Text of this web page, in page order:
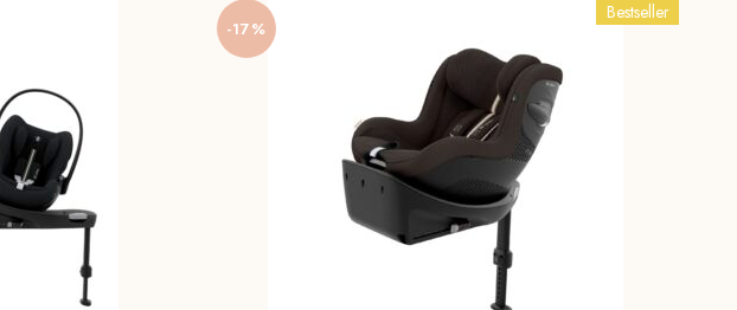
termékoldalon
választhatók
ki
-17%
Bestseller